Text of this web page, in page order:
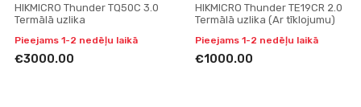
HIKMICRO Thunder TQ50C 3.0
Termālā uzlika
Pieejams 1-2 nedēļu laikā
€3000.00
HIKMICRO Thunder TE19CR 2.0
Termālā uzlika (Ar tīklojumu)
Pieejams 1-2 nedēļu laikā
€1000.00